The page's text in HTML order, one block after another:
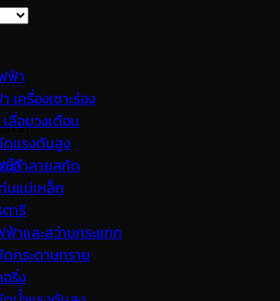
กร้า
ค้า
ฟ้า
เครื่องเซาะร่อง
ลื่อยวงเดือน
แรงดันสูง
ะทำลายสกัด
นแม่เหล็ก
ารี
ฟ้าและสว่านกระแทก
ดกระดาษทราย
ริ่ง